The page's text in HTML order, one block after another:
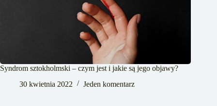
Syndrom sztokholmski – czym jest i jakie są jego objawy?
30 kwietnia 2022
Jeden komentarz